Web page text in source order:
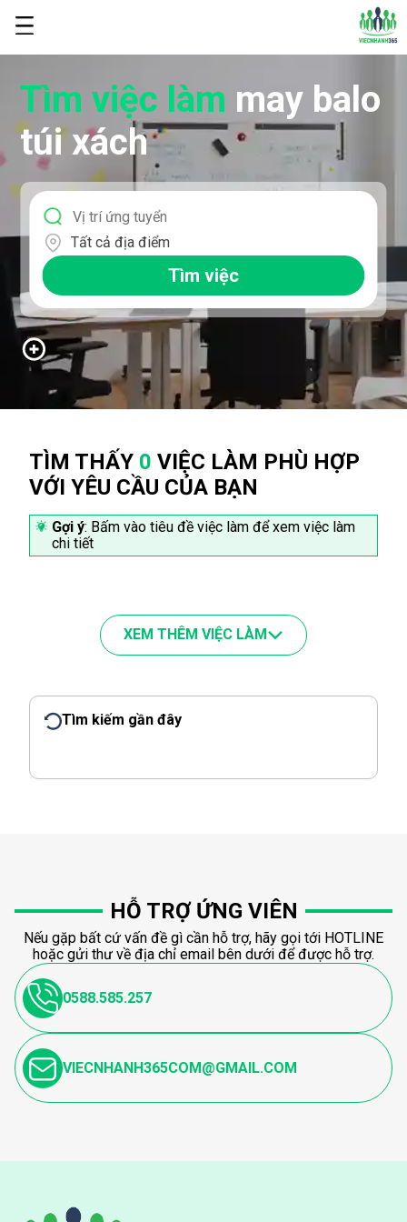
Tìm việc làm may balo
túi xách
Tất cả địa điểm
Tìm việc
TÌM THẤY 0 VIỆC LÀM PHÙ HỢP
VỚI YÊU CẦU CỦA BẠN
Gợi ý: Bấm vào tiêu đề việc làm để xem việc làm
chi tiết
XEM THÊM VIỆC LÀM
Tìm kiếm gần đây
HỖ TRỢ ỨNG VIÊN
Nếu gặp bất cứ vấn đề gì cần hỗ trợ, hãy gọi tới HOTLINE
hoặc gửi thư về địa chỉ email bên dưới để được hỗ trợ.
0588.585.257
VIECNHANH365COM@GMAIL.COM